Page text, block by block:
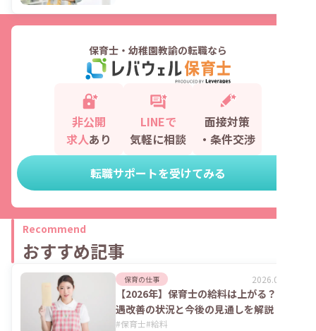
保育士・幼稚園教諭の転職なら
非公開
求人あり
LINEで
気軽に相談
面接対策
・条件交渉
転職サポートを受けてみる
Recommend
おすすめ記事
保育の仕事 2026.08.06
【2026年】保育士の給料は上がる？処
遇改善の状況と今後の見通しを解説
#保育士#給料